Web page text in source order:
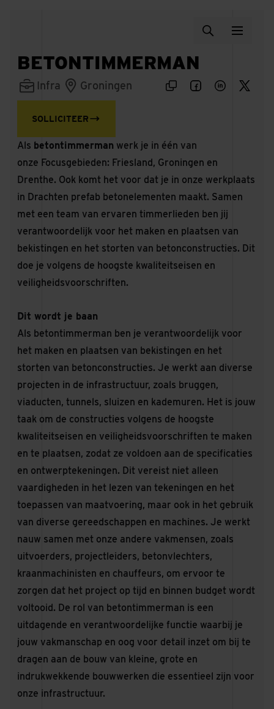
BETONTIMMERMAN
Infra Groningen
SOLLICITEER
Als betontimmerman werk je in één van
onze Focusgebieden: Friesland, Groningen en
Drenthe. Ook komt het voor dat je in onze werkplaats
in Drachten prefab betonelementen maakt. Samen
met een team van ervaren timmerlieden ben jij
verantwoordelijk voor het maken en plaatsen van
bekistingen en het storten van betonconstructies. Dit
doe je volgens de hoogste kwaliteitseisen en
veiligheidsvoorschriften.
Dit wordt je baan
Als betontimmerman ben je verantwoordelijk voor
het maken en plaatsen van bekistingen en het
storten van betonconstructies. Je werkt aan diverse
projecten in de infrastructuur, zoals bruggen,
viaducten, tunnels, sluizen en kademuren. Het is jouw
taak om de constructies volgens de hoogste
kwaliteitseisen en veiligheidsvoorschriften te maken
en te plaatsen, zodat ze voldoen aan de specificaties
en ontwerptekeningen. Dit vereist niet alleen
vaardigheden in het lezen van tekeningen en het
toepassen van maatvoering, maar ook in het gebruik
van diverse gereedschappen en machines. Je werkt
nauw samen met onze andere vakmensen, zoals
uitvoerders, projectleiders, betonvlechters,
kraanmachinisten en chauffeurs, om ervoor te
zorgen dat het project op tijd en binnen budget wordt
voltooid. De rol van betontimmerman is een
uitdagende en verantwoordelijke functie waarbij je
jouw vakmanschap en oog voor detail inzet om bij te
dragen aan de bouw van kleine, grote en
indrukwekkende bouwwerken die essentieel zijn voor
onze infrastructuur.